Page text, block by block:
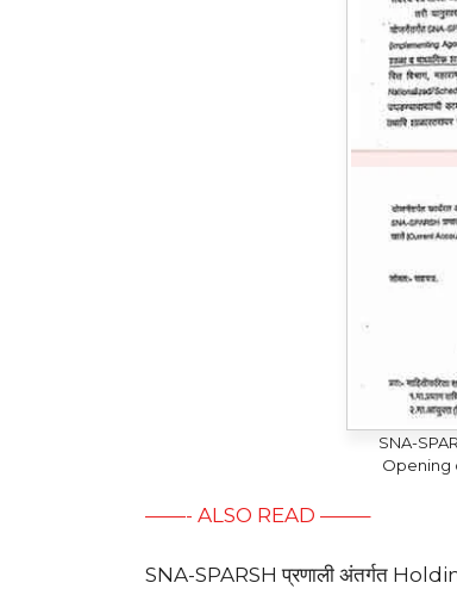
SNA-
Opening
——- ALSO READ ——–
SNA-SPARSH प्रणाली अंतर्गत